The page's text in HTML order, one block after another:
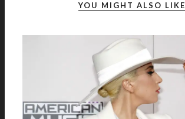
YOU MIGHT ALSO LIKE